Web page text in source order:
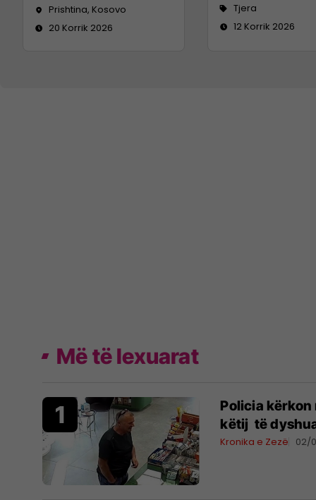
Prishtina, Kosovo
20 Korrik 2026
Tjera
12 Korrik 2026
Më të lexuarat
Policia
këtij të
Kronika e Zezë 02/